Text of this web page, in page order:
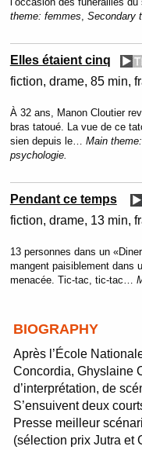
theme: femmes, Secondary
Elles étaient cinq
fiction drame 85 min
À 32 ans, Manon Cloutier
bras tatoué. La vue de ce
sien depuis le… Main theme:
psychologie.
Pendant ce temps
fiction drame 13 min
13 personnes dans un
mangent paisiblement dans
menacée. Tic-tac, tic-tac…
BIOGRAPHY
Après l’École
Concordia, Ghyslaine
d’interprétation, de
S’ensuivent deux
Presse meilleur
(sélection prix Jutra et